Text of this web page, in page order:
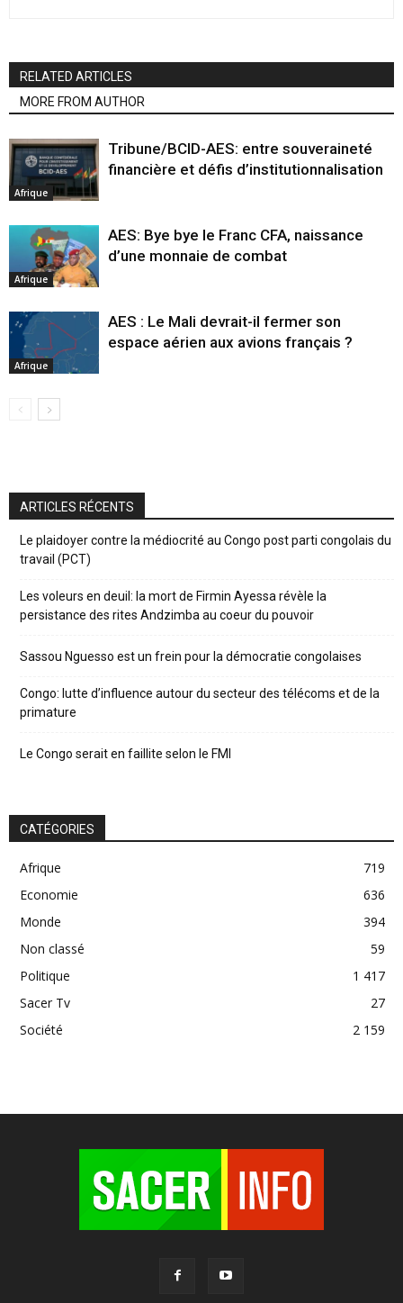
RELATED ARTICLES
MORE FROM AUTHOR
Afrique
Tribune/BCID-AES: entre souveraineté
financière et défis d’institutionnalisation
Afrique
AES: Bye bye le Franc CFA, naissance
d’une monnaie de combat
Afrique
AES : Le Mali devrait-il fermer son
espace aérien aux avions français ?
ARTICLES RÉCENTS
Le plaidoyer contre la médiocrité au Congo post parti congolais du
travail (PCT)
Les voleurs en deuil: la mort de Firmin Ayessa révèle la
persistance des rites Andzimba au coeur du pouvoir
Sassou Nguesso est un frein pour la démocratie congolaises
Congo: lutte d’influence autour du secteur des télécoms et de la
primature
Le Congo serait en faillite selon le FMI
CATÉGORIES
Afrique
719
Economie
636
Monde
394
Non classé
59
Politique
1 417
Sacer Tv
27
Société
2 159